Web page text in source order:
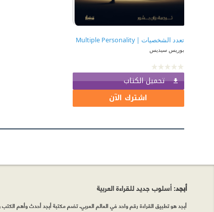
تعدد الشخصيات | Multiple Personality
بوريس سيديس
تحميل الكتاب
اشترك الآن
أبجد: أسلوب جديد للقراءة العربية
أبجد هو تطبيق القراءة رقم واحد في العالم العربي. تضم مكتبة أبجد أحدث وأهم الكتب